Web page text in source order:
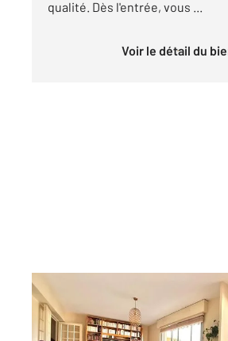
qualité. Dès l'entrée, vous ...
Voir le détail du
MAISONS LAFFITTE 78
63,62 m
, 3 pièces
Ref : 18843